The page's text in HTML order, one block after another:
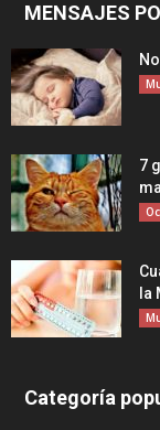
MENSAJES
7
la
Categoría